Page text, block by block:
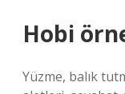
Hobi
Yüzme, balık